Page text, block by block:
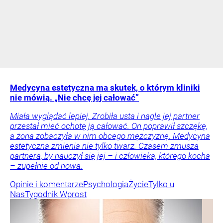
Medycyna estetyczna ma skutek, o którym kliniki
nie mówią. „Nie chcę jej całować”
Miała wyglądać lepiej. Zrobiła usta i nagle jej partner
przestał mieć ochotę ją całować. On poprawił szczękę,
a żona zobaczyła w nim obcego mężczyznę. Medycyna
estetyczna zmienia nie tylko twarz. Czasem zmusza
partnera, by nauczył się jej – i człowieka, którego kocha
– zupełnie od nowa.
Opinie i komentarzePsychologiaŻycieTylko u
NasTygodnik Wprost